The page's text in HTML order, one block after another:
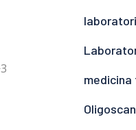
medicina
Oligoscan